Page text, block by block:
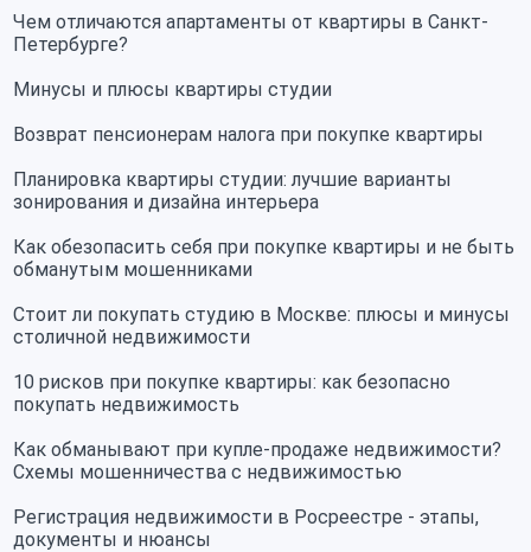
Чем отличаются апартаменты от квартиры в Санкт-
Петербурге?
Минусы и плюсы квартиры студии
Возврат пенсионерам налога при покупке квартиры
Планировка квартиры студии: лучшие варианты
зонирования и дизайна интерьера
Как обезопасить себя при покупке квартиры и не быть
обманутым мошенниками
Стоит ли покупать студию в Москве: плюсы и минусы
столичной недвижимости
10 рисков при покупке квартиры: как безопасно
покупать недвижимость
Как обманывают при купле-продаже недвижимости?
Схемы мошенничества с недвижимостью
Регистрация недвижимости в Росреестре - этапы,
документы и нюансы